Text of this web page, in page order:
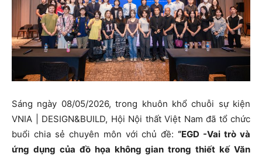
Sáng ngày 08/05/2026, trong khuôn khổ chuỗi sự kiện
VNIA | DESIGN&BUILD, Hội Nội thất Việt Nam đã tổ chức
buổi chia sẻ chuyên môn với chủ đề:“EGD -Vai trò và
ứng dụng của đồ họa không gian trong thiết kế Văn